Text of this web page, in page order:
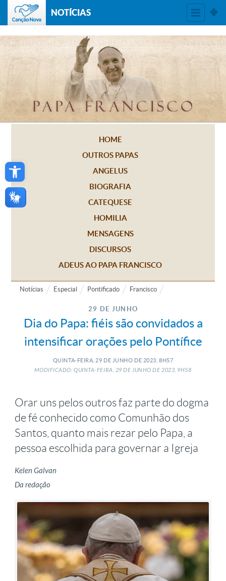
Open toolbar
NOTÍCIAS
HOME
OUTROS PAPAS
ANGELUS
BIOGRAFIA
CATEQUESE
HOMILIA
MENSAGENS
DISCURSOS
ADEUS AO PAPA FRANCISCO
Notícias Especial Pontificado Francisco
29 DE JUNHO
Dia do Papa: fiéis são convidados a
intensificar orações pelo Pontífice
QUINTA-FEIRA, 29 DE JUNHO DE 2023, 8H57
MODIFICADO: QUINTA-FEIRA, 29DEJUNHO DE2023, 9H58
Orar uns pelos outros faz parte do dogma
de fé conhecido como Comunhão dos
Santos, quanto mais rezar pelo Papa, a
pessoa escolhida para governar a Igreja
Kelen Galvan
Da redação